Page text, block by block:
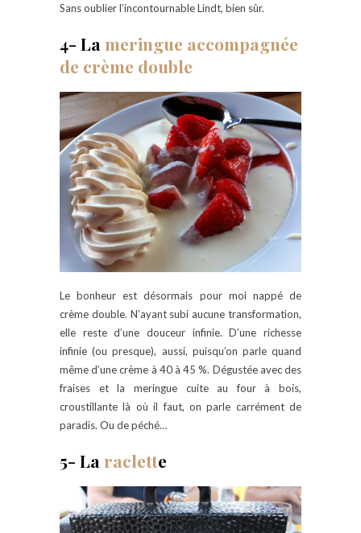
Sans oublier l’incontournable Lindt, bien sûr.
4- La meringue accompagnée
de crème double
Le bonheur est désormais pour moi nappé de
crème double. N’ayant subi aucune transformation,
elle reste d’une douceur infinie. D’une richesse
infinie (ou presque), aussi, puisqu’on parle quand
même d’une crème à 40 à 45 %. Dégustée avec des
fraises et la meringue cuite au four à bois,
croustillante là où il faut, on parle carrément de
paradis. Ou de péché…
5- La raclette